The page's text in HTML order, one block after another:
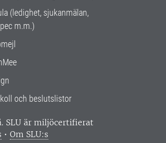
(ledighet, sjukanmälan,
m.m.)
och beslutslistor
SLU är miljöcertifierat
• Om SLU:s